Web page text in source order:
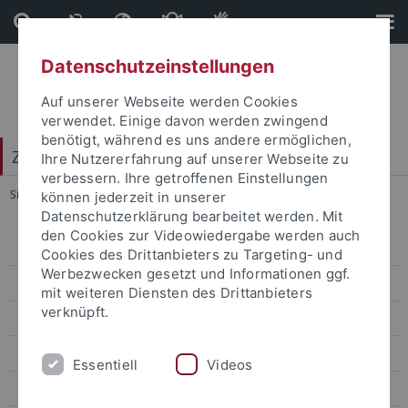
Direkt
zum
Inhalt
Direkt
zur
Fußleiste
Zentrum für Datenverarbeitung (ZDV)
Sie sind hier: Startseite ... 17.01.2011 (1)
2019
2018
2017
2016
Datenschutzeinstellungen
Auf unserer Webseite werden Cookies
verwendet. Einige davon werden zwingend
benötigt, während es uns andere ermöglichen,
Ihre Nutzererfahrung auf unserer Webseite zu
verbessern. Ihre getroffenen Einstellungen
können jederzeit in unserer
Datenschutzerklärung bearbeitet werden. Mit
den Cookies zur Videowiedergabe werden auch
Cookies des Drittanbieters zu Targeting- und
Werbezwecken gesetzt und Informationen ggf.
mit weiteren Diensten des Drittanbieters
verknüpft.
Essentiell Videos